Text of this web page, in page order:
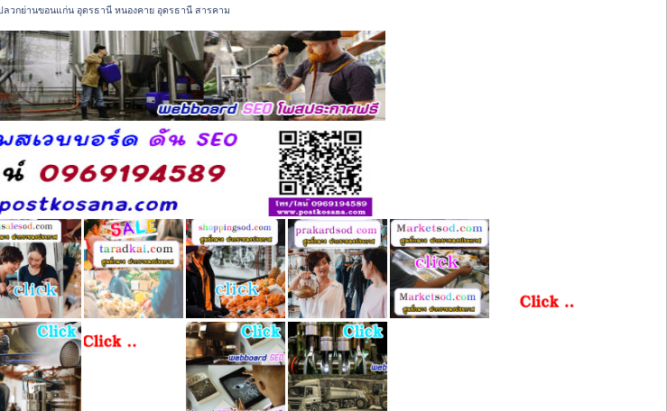
วกย่านขอนแก่น อุดรธานี หนองคาย อุดรธานี สารคาม